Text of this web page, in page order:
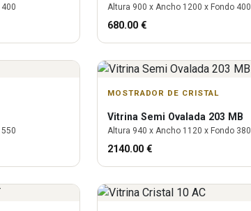
400 Altura 900 x Ancho 1200 x Fondo 400
680.00 €
550
MOSTRADOR DE CRISTAL
Vitrina Semi Ovalada 203 MB
Altura 940 x Ancho 1120 x Fondo 380
2140.00 €